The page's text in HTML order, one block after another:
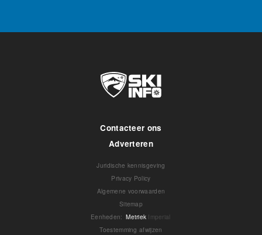
Contacteer ons
Adverteren
Juridische kennisgeving
Privacy Policy
Algemene voorwaarden
Sitemap
Eenheden: Metriek Imperial
Toestemming afwijzen